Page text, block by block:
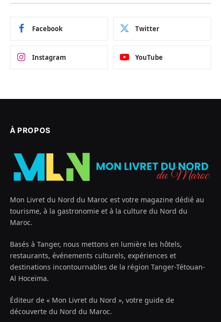
Facebook Twitter
Instagram YouTube
À PROPOS
Mon Livret du Nord du Maroc est votre magazine dédié au
tourisme, à la gastronomie et à la culture du Nord du
Maroc.
Basés à Tanger, nous mettons en lumière les hôtels,
restaurants, événements culturels, expériences et
destinations incontournables de la région Tanger-Tétouan-
Al Hoceïma.
Éditeur de « Mon Livret du Nord », votre guide de
découverte du Nord du Maroc.